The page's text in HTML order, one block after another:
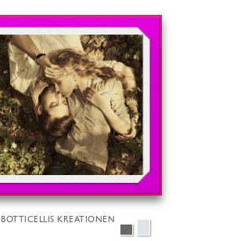
BOTTICELLIS KREATIONEN